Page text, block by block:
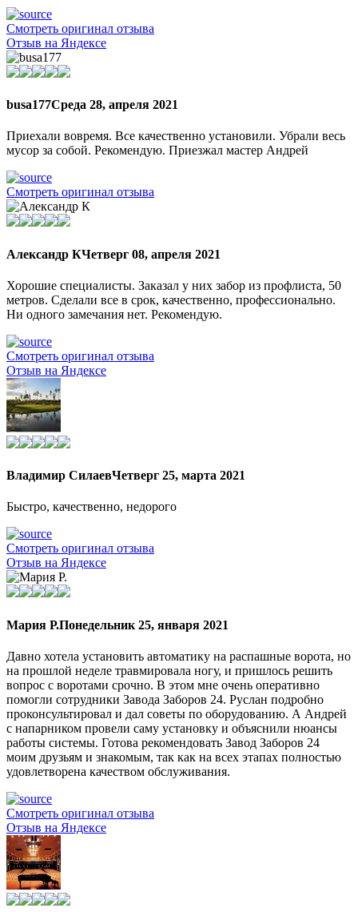
Смотреть оригинал отзыва
Отзыв на Яндексе
busa177Среда 28, апреля 2021
Приехали вовремя. Все качественно установили. Убрали весь
мусор за собой. Рекомендую. Приезжал мастер Андрей
Смотреть оригинал отзыва
Александр КЧетверг 08, апреля 2021
Хорошие специалисты. Заказал у них забор из профлиста, 50
метров. Сделали все в срок, качественно, профессионально.
Ни одного замечания нет. Рекомендую.
Смотреть оригинал отзыва
Отзыв на Яндексе
Владимир СилаевЧетверг 25, марта 2021
Быстро, качественно, недорого
Смотреть оригинал отзыва
Отзыв на Яндексе
Мария Р.Понедельник 25, января 2021
Давно хотела установить автоматику на распашные ворота, но
на прошлой неделе травмировала ногу, и пришлось решить
вопрос с воротами срочно. В этом мне очень оперативно
помогли сотрудники Завода Заборов 24. Руслан подробно
проконсультировал и дал советы по оборудованию. А Андрей
с напарником провели саму установку и объяснили нюансы
работы системы. Готова рекомендовать Завод Заборов 24
моим друзьям и знакомым, так как на всех этапах полностью
удовлетворена качеством обслуживания.
Смотреть оригинал отзыва
Отзыв на Яндексе